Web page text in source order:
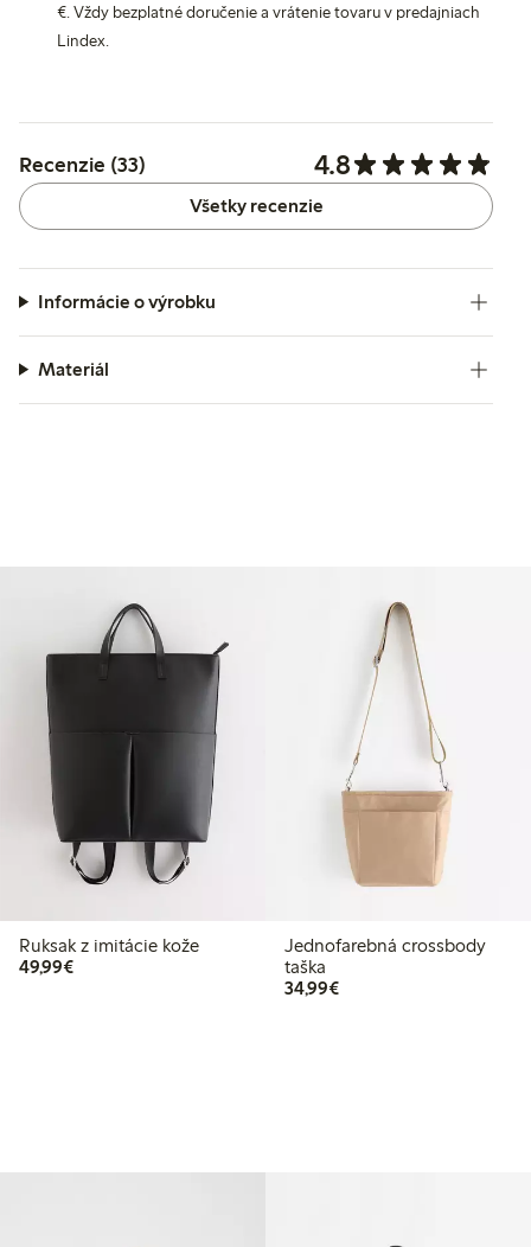
€. Vždy bezplatné doručenie a vrátenie tovaru v predajniach
Lindex.
Recenzie (33) 4.8
Všetky recenzie
Informácie o výrobku
Materiál
Ruksak z imitácie kože
49,99€49,99 €
Jednofarebná crossbody
taška
34,99€34,99 €